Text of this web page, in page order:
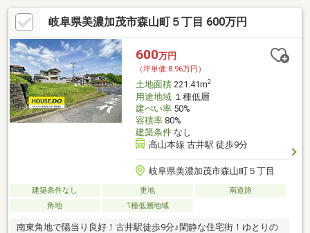
岐阜県美濃加茂市森山町５丁目 600万円
600万円
（坪単価:8.96万円）
土地面積221.41m2
用途地域１種低層
建ぺい率50%
容積率80%
建築条件なし
高山本線 古井駅 徒歩9分
岐阜県美濃加茂市森山町５丁目
建築条件なし 更地
南道路
角地
1種低層地域
南東角地で陽当り良好！古井駅徒歩9分♪閑静な住宅街！ゆとりの